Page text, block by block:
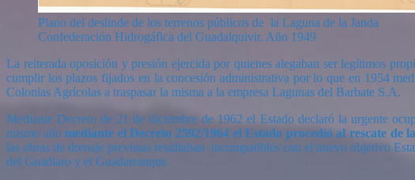
Plano del deslinde de los terrenos públicos de la Laguna de la Janda
Confederación Hidrogáfica del Guadalquivir. Año 1949
La reiterada oposición y presión ejercida por quienes alegaban ser legítimos
cumplir los plazos fijados en la concesión administrativa por lo que en 1954
Colonias Agrícolas a traspasar la misma a la empresa Lagunas del Barbate S.A.
Mediante Decreto de 21 de diciembre de 1962 el Estado declaró la urgente
mismo añomediante el Decreto 2592/1964 el Estado procedió al rescate de
las obras de drenaje previstas resultaban incompatibles con el nuevo objetivo
del Guadiaro y el Guadarranque.